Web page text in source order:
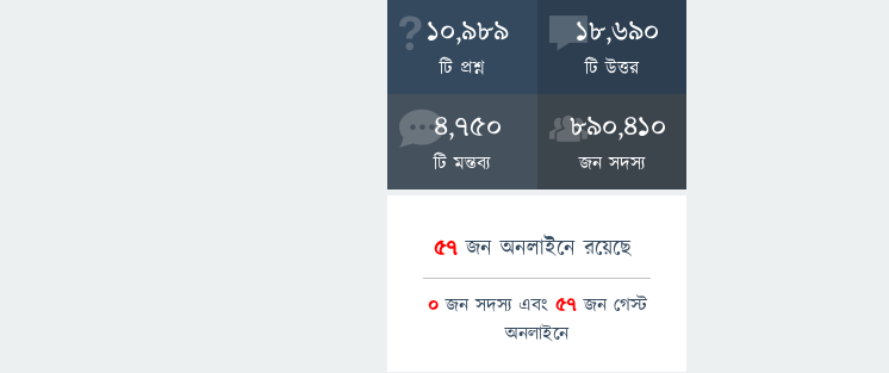
10,989
টি প্রশ্ন
18,690
টি উত্তর
4,750
টি মন্তব্য
890,410
জন সদস্য
57জন অনলাইনে রয়েছে
0জন সদস্য এবং 57জন গেস্ট
অনলাইনে